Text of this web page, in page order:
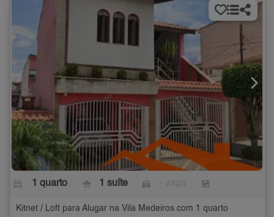
1 quarto 1 suíte
Kitnet / Loft para Alugar na Vila Medeiros com 1 quarto